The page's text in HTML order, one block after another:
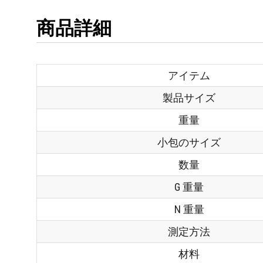
商品詳細
アイテム
製品サイズ
重量
小包のサイズ
数量
G 重量
N 重量
測定方法
材料